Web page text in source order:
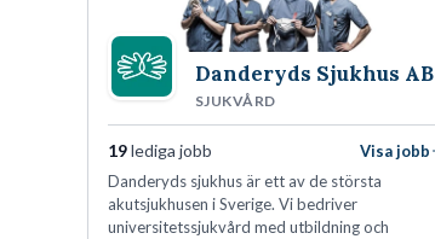
Danderyds Sjukhus AB
SJUKVÅRD
19lediga jobb
Visa jobb
Danderyds sjukhus är ett av de största
akutsjukhusen i Sverige. Vi bedriver
universitetssjukvård med utbildning och